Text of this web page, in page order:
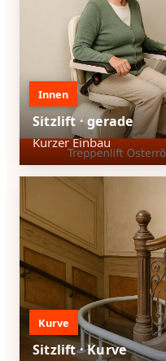
Innen
Sitzlift · gerade
Kurzer Einbau
Kurve
Sitzlift · Kurve